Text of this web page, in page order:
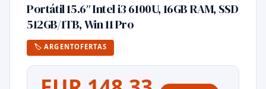
Portátil 15.6″ Intel i3 6100U, 16GB RAM, SSD
512GB/1TB, Win 11 Pro
🏷 ARGENTOFERTAS